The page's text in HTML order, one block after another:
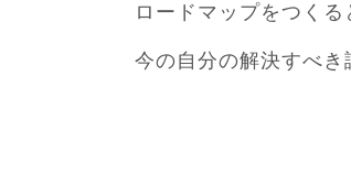
ロードマップをつくる
今の自分の解決すべき